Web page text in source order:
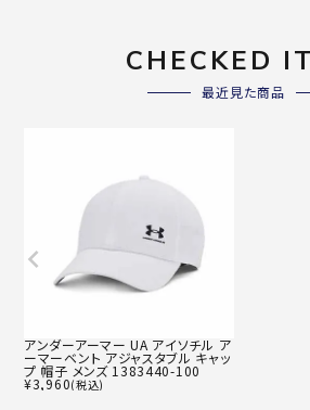
CHECKED
最近見た商品
アンダーアーマー UA アイソチル ア
ーマーベント アジャスタブル キャッ
プ 帽子 メンズ 1383440-100
¥3,960(税込)